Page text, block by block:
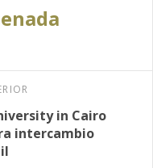
in Cairo
intercambio